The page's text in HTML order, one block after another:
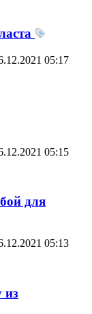
05:17
05:15
для
05:13
из